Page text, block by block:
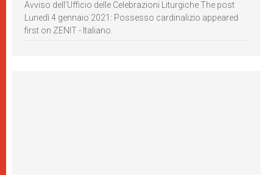
Avviso dell’Ufficio delle Celebrazioni Liturgiche The post
Lunedì 4 gennaio 2021: Possesso cardinalizio appeared
first on ZENIT - Italiano.